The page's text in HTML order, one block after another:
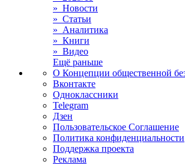
» Новости
» Статьи
» Аналитика
» Книги
» Видео
Ещё раньше
О Концепции общественной
Вконтакте
Одноклассники
Telegram
Дзен
Пользовательское Соглашение
Политика конфиденциальности
Поддержка проекта
Реклама